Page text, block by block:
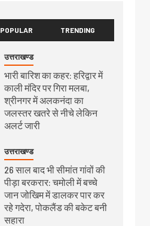
POPULAR TRENDING
उत्तराखण्ड
भारी बारिश का कहर: हरिद्वार में
काली मंदिर पर गिरा मलबा,
श्रीनगर में अलकनंदा का
जलस्तर खतरे से नीचे लेकिन
अलर्ट जारी
उत्तराखण्ड
26 साल बाद भी सीमांत गांवों की
पीड़ा बरकरार: चमोली में बच्चे
जान जोखिम में डालकर पार कर
रहे गदेरा, पोकलैंड की बकेट बनी
सहारा